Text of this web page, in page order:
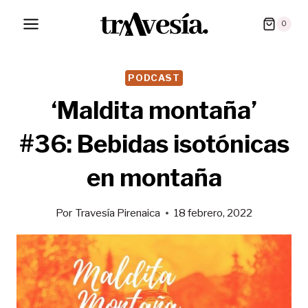
0
PODCAST
‘Maldita montaña’
#36: Bebidas isotónicas
en montaña
Por Travesía Pirenaica 18 febrero, 2022